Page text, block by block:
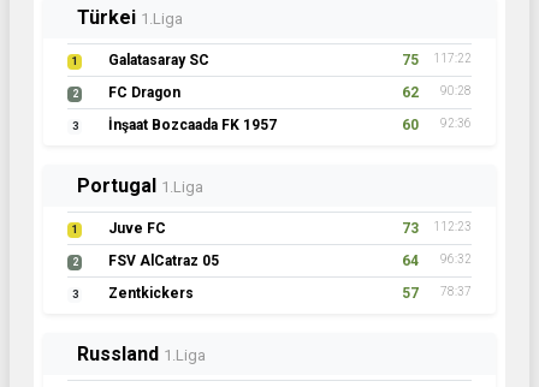
Türkei 1.Liga
1 Galatasaray SC 75 117:22
2 FC Dragon 62 90:28
3 İnşaat Bozcaada FK 1957 60 92:36
Portugal 1.Liga
1 Juve FC 73 112:23
2 FSV AlCatraz 05 64 96:32
3 Zentkickers 57 78:37
Russland 1.Liga